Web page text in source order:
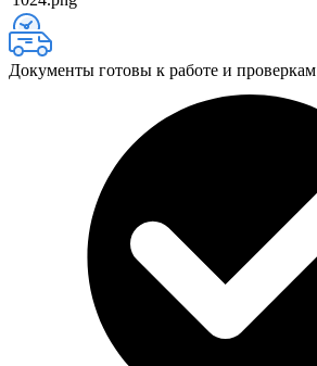
Документы готовы к работе и проверкам